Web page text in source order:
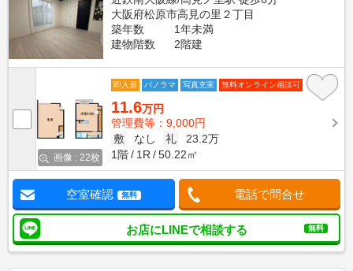
大阪府松原市高見の里２丁目
築年数
1年未満
建物階数
2階建
画像 : 22枚
即入居 パノラマ 写真充実 無料オンライン相談可
11.6万円
管理費等：9,000円
敷
なし 礼
23.2万
1階
1R 50.22㎡
空室確認 無料 電話で問合せ
お店にLINEで相談する 無料